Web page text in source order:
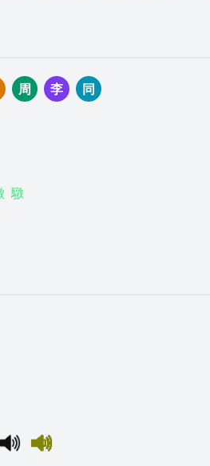
周 李
同
驐